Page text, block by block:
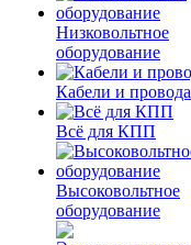
Низковольтное
оборудование
Кабели и провода
Всё для КПП
Высоковольтное
оборудование